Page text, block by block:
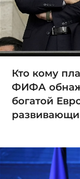
Кто кому
ФИФА
богатой